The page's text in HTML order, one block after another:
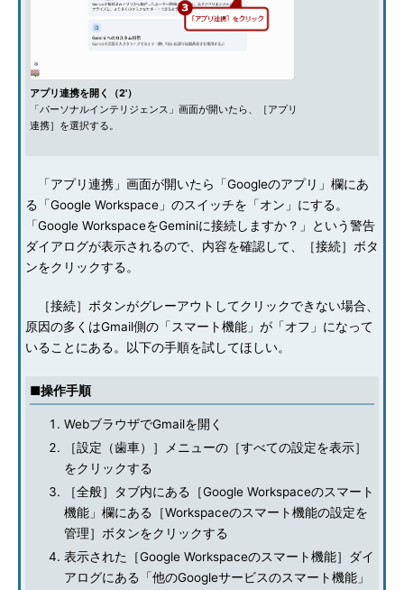
アプリ連携を開く（2'）
「パーソナルインテリジェンス」画面が開いたら、［アプリ
連携］を選択する。
「アプリ連携」画面が開いたら「Googleのアプリ」欄にあ
る「Google Workspace」のスイッチを「オン」にする。
「Google WorkspaceをGeminiに接続しますか？」という警告
ダイアログが表示されるので、内容を確認して、［接続］ボタ
ンをクリックする。
［接続］ボタンがグレーアウトしてクリックできない場合、
原因の多くはGmail側の「スマート機能」が「オフ」になって
いることにある。以下の手順を試してほしい。
■操作手順
WebブラウザでGmailを開く
［設定（歯車）］メニューの［すべての設定を表示］
をクリックする
［全般］タブ内にある［Google Workspaceのスマート
機能」欄にある［Workspaceのスマート機能の設定を
管理］ボタンをクリックする
表示された［Google Workspaceのスマート機能］ダイ
アログにある「他のGoogleサービスのスマート機能」